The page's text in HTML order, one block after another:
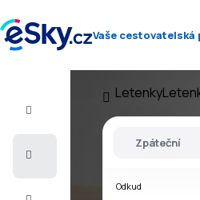
Vaše
Letenky
Zpáteční
Odkud